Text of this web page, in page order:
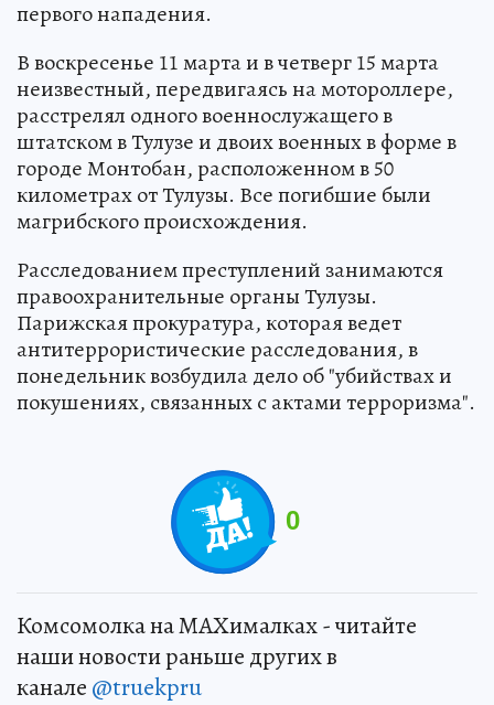
первого нападения.
В воскресенье 11 марта и в четверг 15 марта
неизвестный, передвигаясь на мотороллере,
расстрелял одного военнослужащего в
штатском в Тулузе и двоих военных в форме в
городе Монтобан, расположенном в 50
километрах от Тулузы. Все погибшие были
магрибского происхождения.
Расследованием преступлений занимаются
правоохранительные органы Тулузы.
Парижская прокуратура, которая ведет
антитеррористические расследования, в
понедельник возбудила дело об "убийствах и
покушениях, связанных с актами терроризма".
0
Комсомолка на MAXималках - читайте
наши новости раньше других в
канале @truekpru